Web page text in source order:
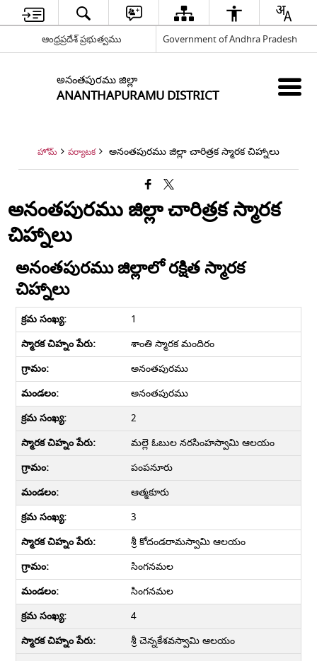
ఆంధ్రప్రదేశ్ ప్రభుత్వము Government of Andhra Pradesh
అనంతపురము జిల్లా
ANANTHAPURAMU DISTRICT
హోమ్ పర్యాటక అనంతపురము జిల్లా చారిత్రక స్మారక చిహ్నాలు
అనంతపురము జిల్లా చారిత్రక స్మారక
చిహ్నాలు
అనంతపురము జిల్లాలో రక్షిత స్మారక
చిహ్నాలు
1
శాంతి స్మారక మందిరం
అనంతపురము
అనంతపురము
2
మల్లె ఓబుల నరసింహస్వామి ఆలయం
పంపనూరు
ఆత్మకూరు
3
శ్రీ కోదండరామస్వామి ఆలయం
సింగనమల
సింగనమల
4
శ్రీ చెన్నకేశవస్వామి ఆలయం